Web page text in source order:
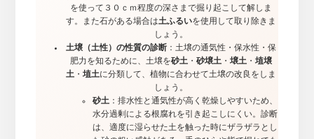
を使って３０ｃｍ程度の深さまで掘り起こして解しま
す。また石がある場合は土ふるいを使用して取り除きま
しょう。
土壌（土性）の性質の診断 ：土壌の通気性・保水性・保
肥力を知るために、土壌を砂土 ・ 砂壌土 ・ 壌土 ・ 埴壌
土 ・ 埴土に分類して、植物に合わせて土壌の改良をしま
しょう。
砂土 ：排水性と通気性が高く乾燥しやすいため、
水分過剰による根腐れを引き起こしにくい。診断
は、適度に湿らせた土を触った時にザラザラとし